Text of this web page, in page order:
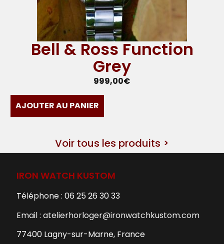
Bell & Ross Function
Grey
999,00€
AJOUTER AU PANIER
Voir tous les produits >
IRON WATCH KUSTOM
Téléphone : 06 25 26 30 33
Email : atelierhorloger@ironwatchkustom.com
77400 Lagny-sur-Marne, France